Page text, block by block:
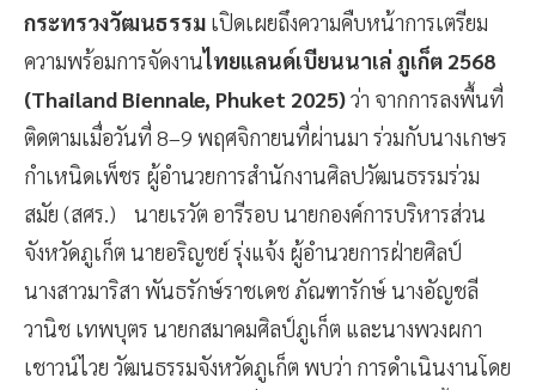
กระทรวงวัฒนธรรม เปิดเผยถึงความคืบหน้าการเตรียม
ความพร้อมการจัดงานไทยแลนด์เบียนนาเล่ ภูเก็ต 2568
(Thailand Biennale, Phuket 2025)ว่า จากการลงพื้นที่
ติดตามเมื่อวันที่ 8–9 พฤศจิกายนที่ผ่านมา ร่วมกับนางเกษร
กำเหนิดเพ็ชร ผู้อำนวยการสำนักงานศิลปวัฒนธรรมร่วม
สมัย (สศร.) นายเรวัต อารีรอบ นายกองค์การบริหารส่วน
จังหวัดภูเก็ต นายอริญชย์ รุ่งแจ้ง ผู้อำนวยการฝ่ายศิลป์
นางสาวมาริสา พันธรักษ์ราชเดช ภัณฑารักษ์ นางอัญชลี
วานิช เทพบุตร นายกสมาคมศิลป์ภูเก็ต และนางพวงผกา
เชาวน์ไวย วัฒนธรรมจังหวัดภูเก็ต พบว่า การดำเนินงานโดย